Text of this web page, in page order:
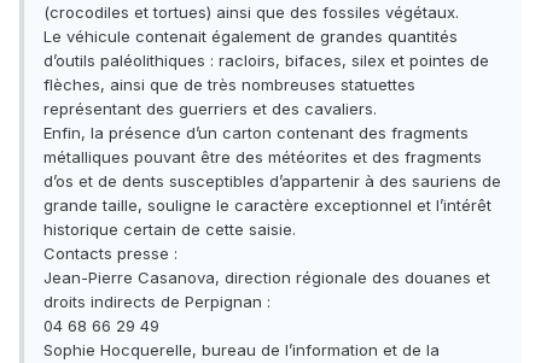
(crocodiles et tortues) ainsi que des fossiles végétaux.
Le véhicule contenait également de grandes quantités
d’outils paléolithiques : racloirs, bifaces, silex et pointes de
flèches, ainsi que de très nombreuses statuettes
représentant des guerriers et des cavaliers.
Enfin, la présence d’un carton contenant des fragments
métalliques pouvant être des météorites et des fragments
d’os et de dents susceptibles d’appartenir à des sauriens de
grande taille, souligne le caractère exceptionnel et l’intérêt
historique certain de cette saisie.
Contacts presse :
Jean-Pierre Casanova, direction régionale des douanes et
droits indirects de Perpignan :
04 68 66 29 49
Sophie Hocquerelle, bureau de l’information et de la